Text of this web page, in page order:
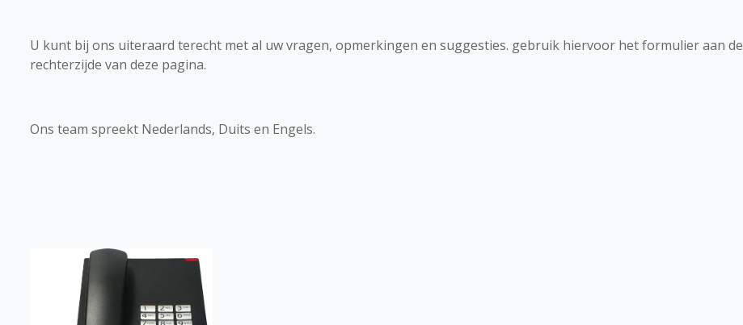
U kunt bij ons uiteraard terecht met al uw vragen, opmerkingen en suggesties. gebruik hiervoor het formulier aan de
rechterzijde van deze pagina.
Ons team spreekt Nederlands, Duits en Engels.